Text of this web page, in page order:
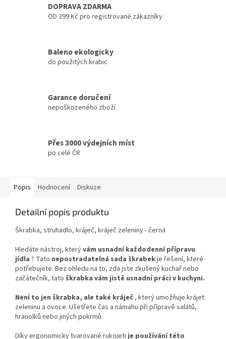
DOPRAVA ZDARMA
OD 399 Kč pro registrované zákazníky
Baleno ekologicky
do použitých krabic
Garance doručení
nepoškozeného zboží
Přes 3000 výdejních míst
po celé ČR
Popis Hodnocení Diskuze
Detailní popis produktu
Škrabka, struhadlo, kráječ, kráječ zeleniny - černá
Hledáte nástroj, kterývám usnadní každodenní přípravu
jídla ? Tato nepostradatelná sada škrabekje řešení, které
potřebujete. Bez ohledu na to, zda jste zkušený kuchař nebo
začátečník, tato škrabka vám jistě usnadní práci v kuchyni.
Není to jen škrabka, ale také kráječ, který umožňuje krájet
zeleninu a ovoce. Ušetřete čas a námahu při přípravě salátů,
hranolků nebo jiných pokrmů.
Díky ergonomicky tvarované rukojetije používání této